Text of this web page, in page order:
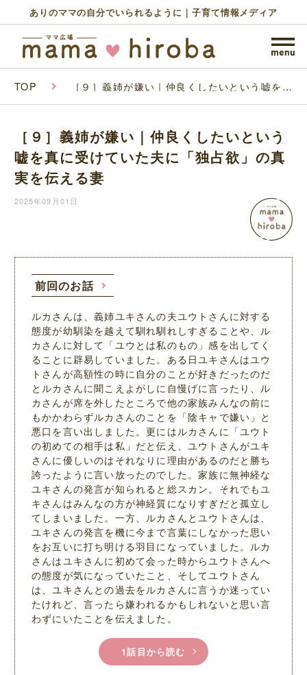
ありのママの自分でいられるように｜子育て情報メディア
TOP ［９］義姉が嫌い｜仲良くしたいという嘘を真
［９］義姉が嫌い｜仲良くしたいという
嘘を真に受けていた夫に「独占欲」の真
実を伝える妻
2025年09月01日
前回のお話
ルカさんは、義姉ユキさんの夫ユウトさんに対する
態度が幼馴染を越えて馴れ馴れしすぎることや、ル
カさんに対して「ユウとは私のもの」感を出してく
ることに辟易していました。ある日ユキさんはユウ
トさんが高額性の時に自分のことが好きだったのだ
とルカさんに聞こえよがしに自慢げに言ったり、ル
カさんが席を外したところで他の家族みんなの前に
もかかわらずルカさんのことを「陰キャで嫌い」と
悪口を言い出しました。更にはルカさんに「ユウト
の初めての相手は私」だと伝え、ユウトさんがユキ
さんに優しいのはそれなりに理由があるのだと勝ち
誇ったように言い放ったのでした。家族に無神経な
ユキさんの発言が知られると総スカン。それでもユ
キさんはみんなの方が神経質になりすぎだと孤立し
てしまいました。一方、ルカさんとユウトさんは、
ユキさんの発言を機に今まで言葉にしなかった思い
をお互いに打ち明ける羽目になっていました。ルカ
さんはユキさんに初めて会った時からユウトさんへ
の態度が気になっていたこと、そしてユウトさん
は、ユキさんとの過去をルカさんに言うか迷ってい
たけれど、言ったら嫌われるかもしれないと思い言
わずにいたことを伝えました。
1話目から読む